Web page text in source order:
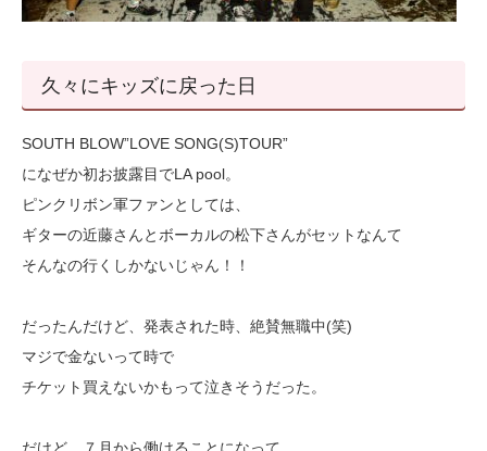
久々にキッズに戻った日
SOUTH BLOW”LOVE SONG(S)TOUR”
になぜか初お披露目でLA pool。
ピンクリボン軍ファンとしては、
ギターの近藤さんとボーカルの松下さんがセットなんて
そんなの行くしかないじゃん！！
だったんだけど、発表された時、絶賛無職中(笑)
マジで金ないって時で
チケット買えないかもって泣きそうだった。